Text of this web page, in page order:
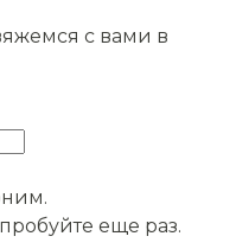
с вами в
еще раз.